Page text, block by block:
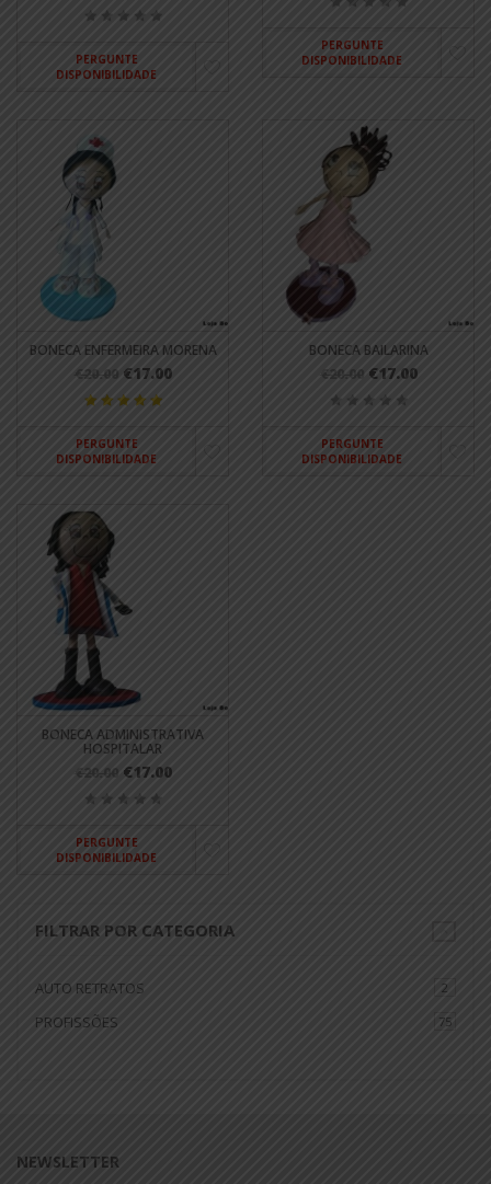
PERGUNTE
DISPONIBILIDADE
PERGUNTE
DISPONIBILIDADE
BONECA ENFERMEIRA MORENA
€20.00 €17.00
PERGUNTE
DISPONIBILIDADE
BONECA BAILARINA
€20.00 €17.00
PERGUNTE
DISPONIBILIDADE
BONECA ADMINISTRATIVA
HOSPITALAR
€20.00 €17.00
PERGUNTE
DISPONIBILIDADE
FILTRAR POR CATEGORIA
AUTO RETRATOS 2
PROFISSÕES 75
NEWSLETTER